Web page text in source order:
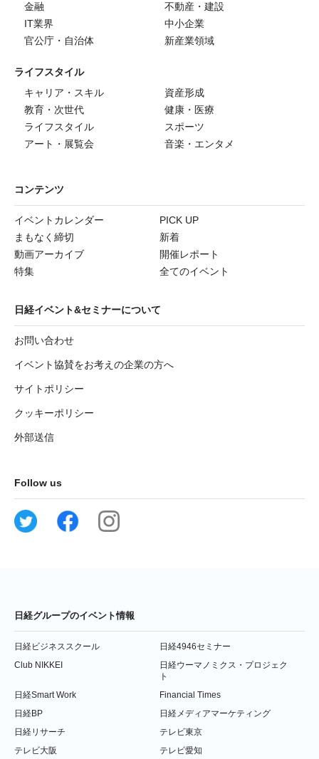
金融
不動産・建設
IT業界
中小企業
官公庁・自治体
新産業領域
ライフスタイル
キャリア・スキル
資産形成
教育・次世代
健康・医療
ライフスタイル
スポーツ
アート・展覧会
音楽・エンタメ
コンテンツ
イベントカレンダー
PICK UP
まもなく締切
新着
動画アーカイブ
開催レポート
特集
全てのイベント
日経イベント&セミナーについて
お問い合わせ
イベント協賛をお考えの企業の方へ
サイトポリシー
クッキーポリシー
外部送信
Follow us
日経グループのイベント情報
日経ビジネススクール
日経4946セミナー
Club NIKKEI
日経ウーマノミクス・プロジェク
ト
日経Smart Work
Financial Times
日経BP
日経メディアマーケティング
日経リサーチ
テレビ東京
テレビ大阪
テレビ愛知